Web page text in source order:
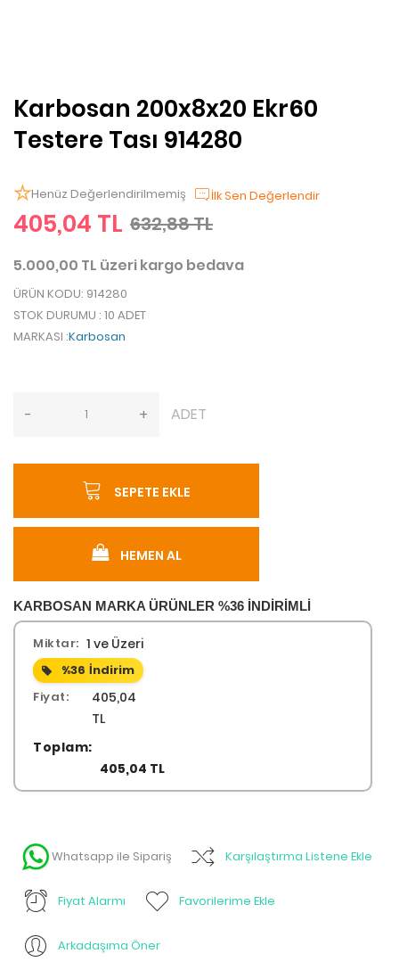
Karbosan 200x8x20 Ekr60
Testere Tası 914280
Henüz Değerlendirilmemiş İlk Sen Değerlendir
405,04 TL 632,88 TL
5.000,00 TL üzeri kargo bedava
ÜRÜN KODU: 914280
STOK DURUMU : 10 ADET
MARKASI :Karbosan
- + ADET
SEPETE EKLE
HEMEN AL
KARBOSAN MARKA ÜRÜNLER %36 İNDİRİMLİ
Miktar: 1 ve Üzeri
%36 İndirim
Fiyat:
405,04
TL
Toplam:
405,04 TL
Whatsapp ile Sipariş Karşılaştırma Listene Ekle
Fiyat Alarmı Favorilerime Ekle
Arkadaşıma Öner